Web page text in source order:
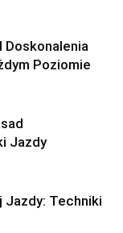
Doskonalenia
Poziomie
Jazdy
Jazdy: Techniki